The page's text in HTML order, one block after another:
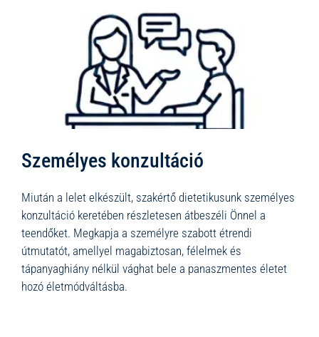
Személyes konzultáció
Miután a lelet elkészült, szakértő dietetikusunk személyes
konzultáció keretében részletesen átbeszéli Önnel a
teendőket. Megkapja a személyre szabott étrendi
útmutatót, amellyel magabiztosan, félelmek és
tápanyaghiány nélkül vághat bele a panaszmentes életet
hozó életmódváltásba.